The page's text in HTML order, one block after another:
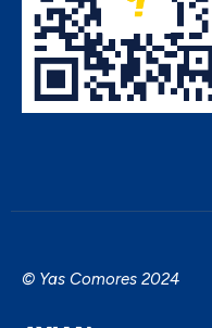
© Yas Comores 2024